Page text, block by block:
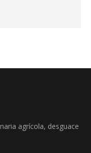
agrícola, desguace